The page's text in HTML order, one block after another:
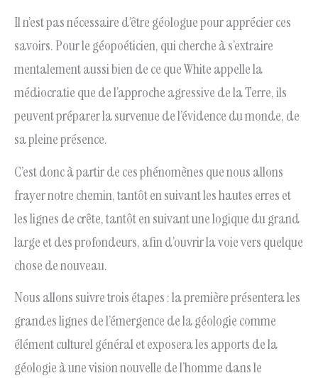
Il n’est pas nécessaire d’être géologue pour apprécier ces
savoirs. Pour le géopoéticien, qui cherche à s’extraire
mentalement aussi bien de ce que White appelle la
médiocratie que de l’approche agressive de la Terre, ils
peuvent préparer la survenue de l’évidence du monde, de
sa pleine présence.
C’est donc à partir de ces phénomènes que nous allons
frayer notre chemin, tantôt en suivant les hautes erres et
les lignes de crête, tantôt en suivant une logique du grand
large et des profondeurs, afin d’ouvrir la voie vers quelque
chose de nouveau.
Nous allons suivre trois étapes : la première présentera les
grandes lignes de l’émergence de la géologie comme
élément culturel général et exposera les apports de la
géologie à une vision nouvelle de l’homme dans le